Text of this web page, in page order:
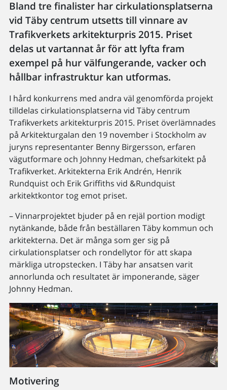
Bland tre finalister har cirkulationsplatserna
vid Täby centrum utsetts till vinnare av
Trafikverkets arkitekturpris 2015. Priset
delas ut vartannat år för att lyfta fram
exempel på hur välfungerande, vacker och
hållbar infrastruktur kan utformas.
I hård konkurrens med andra väl genomförda projekt
tilldelas cirkulationsplatserna vid Täby centrum
Trafikverkets arkitekturpris 2015. Priset överlämnades
på Arkitekturgalan den 19 november i Stockholm av
juryns representanter Benny Birgersson, erfaren
vägutformare och Johnny Hedman, chefsarkitekt på
Trafikverket. Arkitekterna Erik Andrén, Henrik
Rundquist och Erik Griffiths vid &Rundquist
arkitektkontor tog emot priset.
– Vinnarprojektet bjuder på en rejäl portion modigt
nytänkande, både från beställaren Täby kommun och
arkitekterna. Det är många som ger sig på
cirkulationsplatser och rondellytor för att skapa
märkliga utropstecken. I Täby har ansatsen varit
annorlunda och resultatet är imponerande, säger
Johnny Hedman.
Motivering